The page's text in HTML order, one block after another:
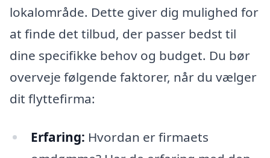
lokalområde. Dette giver dig mulighed for
at finde det tilbud, der passer bedst til
dine specifikke behov og budget. Du bør
overveje følgende faktorer, når du vælger
dit flyttefirma:
Erfaring: Hvordan er firmaets